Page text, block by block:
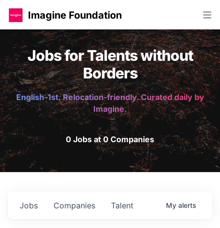
Imagine Foundation
Jobs for Talents without
Borders
English-1st. Relocation-friendly. Curated daily by
Imagine.
0 Jobs at 0 Companies
Jobs Companies Talent My alerts